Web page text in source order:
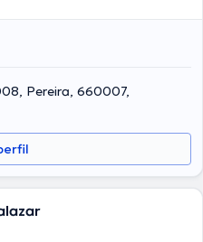
Pereira, 660007,